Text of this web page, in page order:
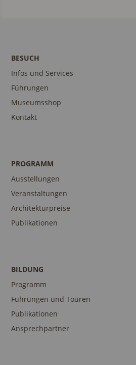
BESUCH
Infos und Services
Führungen
Museumsshop
Kontakt
PROGRAMM
Ausstellungen
Veranstaltungen
Architekturpreise
Publikationen
BILDUNG
Programm
Führungen und Touren
Publikationen
Ansprechpartner